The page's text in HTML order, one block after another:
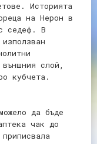
Историята
на Нерон в
седеф. В
слой,
кубчета.
да бъде
чак до